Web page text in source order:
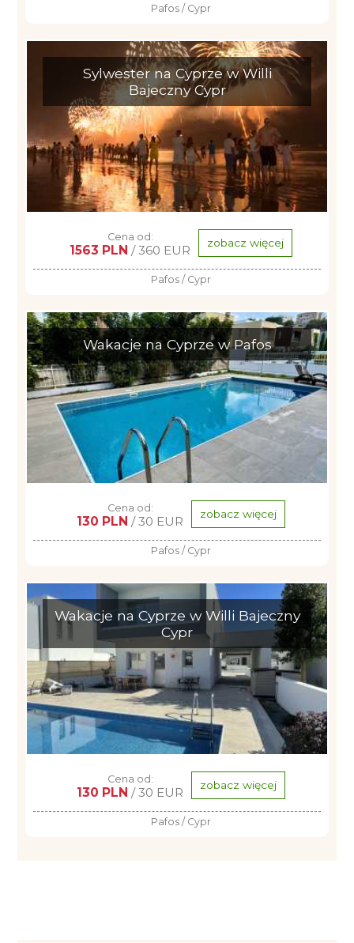
Pafos / Cypr
Sylwester na Cyprze w Willi
Bajeczny Cypr
Cena od:
1563 PLN / 360 EUR zobacz więcej
Pafos / Cypr
Wakacje na Cyprze w Pafos
Cena od:
130 PLN / 30 EUR zobacz więcej
Pafos / Cypr
Wakacje na Cyprze w Willi Bajeczny
Cypr
Cena od:
130 PLN / 30 EUR zobacz więcej
Pafos / Cypr